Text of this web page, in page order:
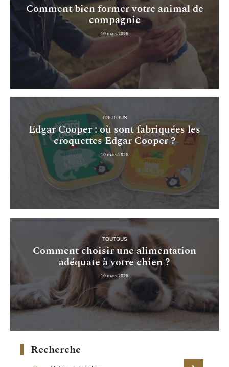
Comment bien former votre animal de
compagnie
10 mars 2026
TOUTOUS
Edgar Cooper : où sont fabriquées les
croquettes Edgar Cooper ?
10 mars 2026
TOUTOUS
Comment choisir une alimentation
adéquate à votre chien ?
10 mars 2026
Recherche